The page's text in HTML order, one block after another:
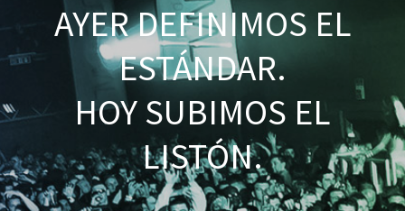
AYER DEFINIMOS EL
ESTÁNDAR.
HOY SUBIMOS EL
LISTÓN.